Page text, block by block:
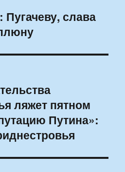
Пугачеву, слава
ляжет пятном
Путина»: